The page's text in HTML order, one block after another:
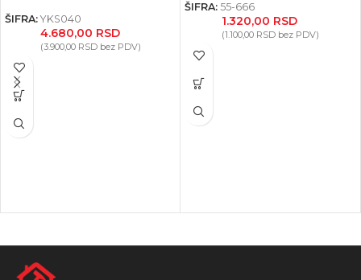
ŠIFRA:YKS040
4.680,00 RSD
(3.900,00 RSDbez PDV)
ŠIFRA: 55-666
1.320,00 RSD
(1.100,00 RSDbez PDV)